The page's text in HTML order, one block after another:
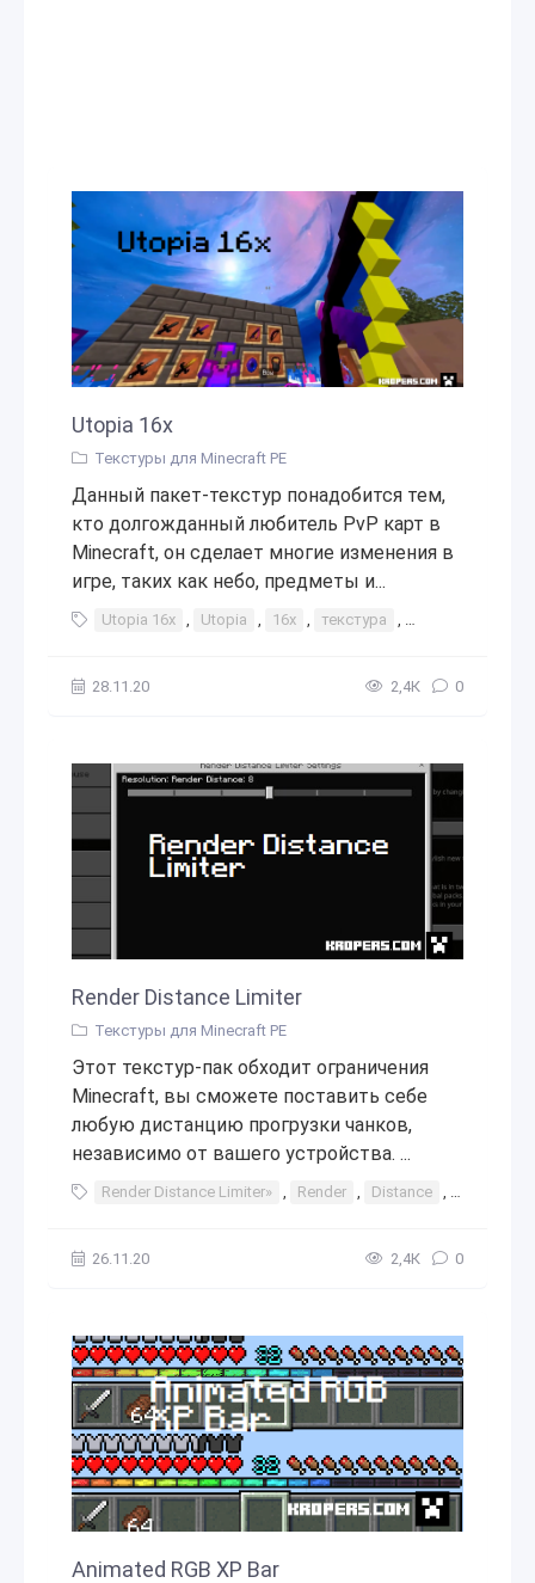
Utopia 16x
Текстуры для Minecraft PE
Данный пакет-текстур понадобится тем,
кто долгожданный любитель PvP карт в
Minecraft, он сделает многие изменения в
игре, таких как небо, предметы и...
Utopia 16x , Utopia , 16x , текстура , текстуры
28.11.20 2,4К 0
Render Distance Limiter
Текстуры для Minecraft PE
Этот текстур-пак обходит ограничения
Minecraft, вы сможете поставить себе
любую дистанцию прогрузки чанков,
независимо от вашего устройства. ...
Render Distance Limiter» , Render , Distance , Limiter
26.11.20 2,4К 0
Animated RGB XP Bar